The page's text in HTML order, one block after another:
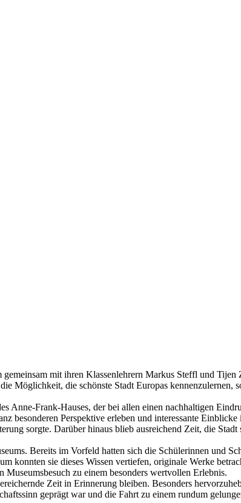
mit ihren Klassenlehrern Markus Steffl und
Möglichkeit, die schönste Stadt Europas kennenzulernen,
Anne-Frank-Hauses, der bei allen einen nachhaltigen
besonderen Perspektive erleben und interessante
sorgte. Darüber hinaus blieb ausreichend Zeit, die
Bereits im Vorfeld hatten sich die Schülerinnen und
konnten sie dieses Wissen vertiefen, originale Werke
zu einem besonders wertvollen Erlebnis.
Zeit in Erinnerung bleiben. Besonders
geprägt war und die Fahrt zu einem rundum